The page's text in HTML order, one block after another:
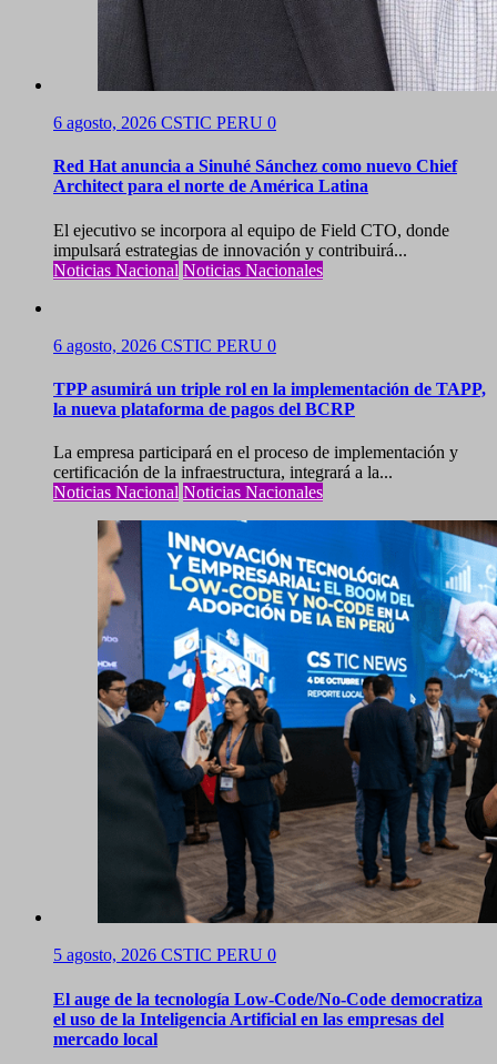
6 agosto, 2026 CSTIC PERU 0
Red Hat anuncia a Sinuhé Sánchez como nuevo Chief
Architect para el norte de América Latina
El ejecutivo se incorpora al equipo de Field CTO, donde
impulsará estrategias de innovación y contribuirá...
Noticias Nacional Noticias Nacionales
6 agosto, 2026 CSTIC PERU 0
TPP asumirá un triple rol en la implementación de TAPP,
la nueva plataforma de pagos del BCRP
La empresa participará en el proceso de implementación y
certificación de la infraestructura, integrará a la...
Noticias Nacional Noticias Nacionales
5 agosto, 2026 CSTIC PERU 0
El auge de la tecnología Low-Code/No-Code democratiza
el uso de la Inteligencia Artificial en las empresas del
mercado local